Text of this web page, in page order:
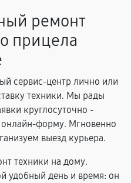
ремонт
прицела
сервис-центр лично или
техники. Мы рады
круглосуточно -
онлайн-форму. Мгновенно
выезд курьера.
техники на дому.
удобный день и время: он